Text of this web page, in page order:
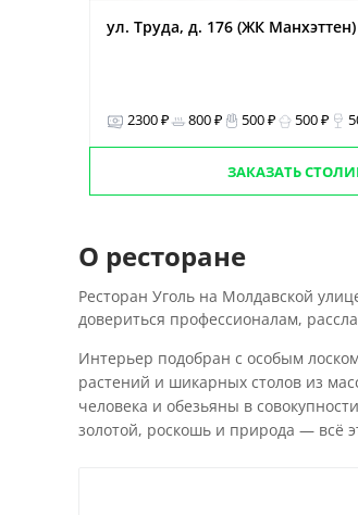
ул. Труда, д. 176 (ЖК Манхэттен)
2300 ₽ 800 ₽ 500 ₽ 500 ₽
ЗАКАЗАТЬ
О ресторане
Ресторан Уголь на Молдавской
довериться профессионалам,
Интерьер подобран с особым
растений и шикарных столов из
человека и обезьяны в
золотой, роскошь и природа — всё